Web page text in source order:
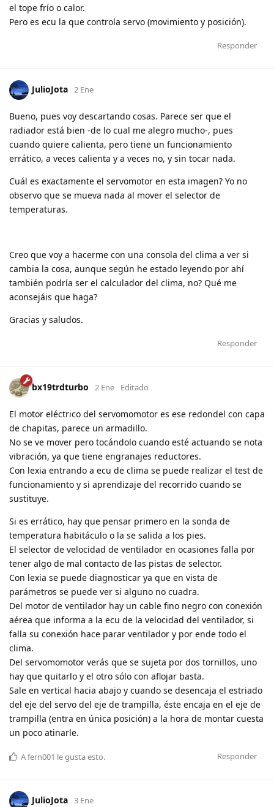
el tope frío o calor.
Pero es ecu la que controla servo (movimiento y posición).
Responder
JulioJota 2 Ene
Bueno, pues voy descartando cosas. Parece ser que el
radiador está bien -de lo cual me alegro mucho-, pues
cuando quiere calienta, pero tiene un funcionamiento
errático, a veces calienta y a veces no, y sin tocar nada.
Cuál es exactamente el servomotor en esta imagen? Yo no
observo que se mueva nada al mover el selector de
temperaturas.
Creo que voy a hacerme con una consola del clima a ver si
cambia la cosa, aunque según he estado leyendo por ahí
también podría ser el calculador del clima, no? Qué me
aconsejáis que haga?
Gracias y saludos.
Responder
bx19trdturbo 2 Ene Editado
El motor eléctrico del servomomotor es ese redondel con capa
de chapitas, parece un armadillo.
No se ve mover pero tocándolo cuando esté actuando se nota
vibración, ya que tiene engranajes reductores.
Con lexia entrando a ecu de clima se puede realizar el test de
funcionamiento y si aprendizaje del recorrido cuando se
sustituye.
Si es errático, hay que pensar primero en la sonda de
temperatura habitáculo o la se salida a los pies.
El selector de velocidad de ventilador en ocasiones falla por
tener algo de mal contacto de las pistas de selector.
Con lexia se puede diagnosticar ya que en vista de
parámetros se puede ver si alguno no cuadra.
Del motor de ventilador hay un cable fino negro con conexión
aérea que informa a la ecu de la velocidad del ventilador, si
falla su conexión hace parar ventilador y por ende todo el
clima.
Del servomomotor verás que se sujeta por dos tornillos, uno
hay que quitarlo y el otro sólo con aflojar basta.
Sale en vertical hacia abajo y cuando se desencaja el estriado
del eje del servo del eje de trampilla, éste encaja en el eje de
trampilla (entra en única posición) a la hora de montar cuesta
un poco atinarle.
Responder
Afern001 le gusta esto.
JulioJota 3 Ene